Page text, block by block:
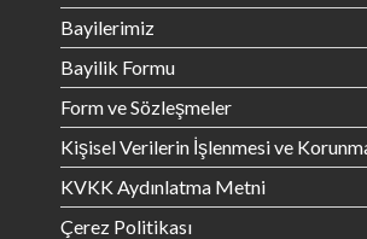
Bayilerimiz
Bayilik Formu
Form ve Sözleşmeler
Kişisel Verilerin İşlenmesi ve
KVKK Aydınlatma Metni
Çerez Politikası